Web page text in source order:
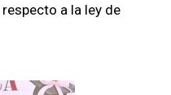
a la ley de